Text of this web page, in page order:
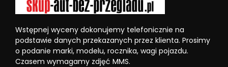
Wstępnej wyceny dokonujemy telefonicznie na
podstawie danych przekazanych przez klienta. Prosimy
o podanie marki, modelu, rocznika, wagi pojazdu.
Czasem wymagamy zdjęć MMS.